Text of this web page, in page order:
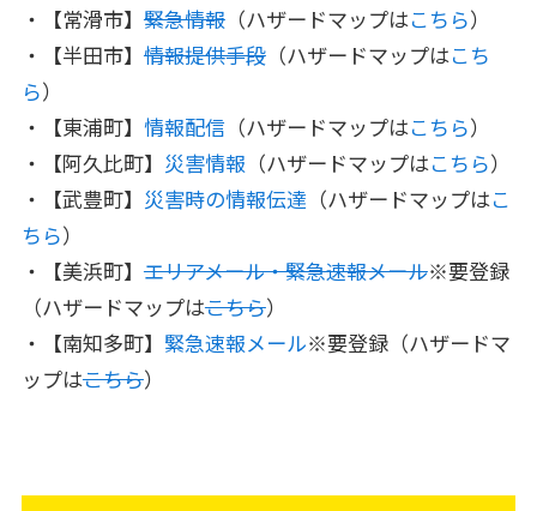
・【常滑市】 緊急情報（ハザードマップはこちら）
・【半田市】 情報提供手段（ハザードマップはこち
ら）
・【東浦町】 情報配信 （ハザードマップはこちら）
・【阿久比町】 災害情報 （ハザードマップはこちら）
・【武豊町】 災害時の情報伝達 （ハザードマップはこ
ちら）
・【美浜町】 エリアメール・緊急速報メール※要登録
（ハザードマップはこちら）
・【南知多町】 緊急速報メール※要登録（ハザードマ
ップはこちら）